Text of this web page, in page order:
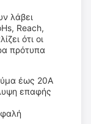
λάβει
Reach,
ότι οι
πρότυπα
έως 20A
επαφής